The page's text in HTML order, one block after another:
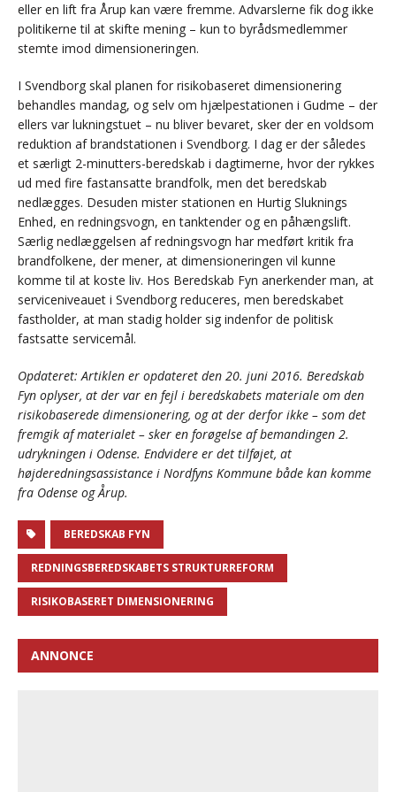
eller en lift fra Årup kan være fremme. Advarslerne fik dog ikke
politikerne til at skifte mening – kun to byrådsmedlemmer
stemte imod dimensioneringen.
I Svendborg skal planen for risikobaseret dimensionering
behandles mandag, og selv om hjælpestationen i Gudme – der
ellers var lukningstuet – nu bliver bevaret, sker der en voldsom
reduktion af brandstationen i Svendborg. I dag er der således
et særligt 2-minutters-beredskab i dagtimerne, hvor der rykkes
ud med fire fastansatte brandfolk, men det beredskab
nedlægges. Desuden mister stationen en Hurtig Sluknings
Enhed, en redningsvogn, en tanktender og en påhængslift.
Særlig nedlæggelsen af redningsvogn har medført kritik fra
brandfolkene, der mener, at dimensioneringen vil kunne
komme til at koste liv. Hos Beredskab Fyn anerkender man, at
serviceniveauet i Svendborg reduceres, men beredskabet
fastholder, at man stadig holder sig indenfor de politisk
fastsatte servicemål.
Opdateret: Artiklen er opdateret den 20. juni 2016. Beredskab
Fyn oplyser, at der var en fejl i beredskabets materiale om den
risikobaserede dimensionering, og at der derfor ikke – som det
fremgik af materialet – sker en forøgelse af bemandingen 2.
udrykningen i Odense. Endvidere er det tilføjet, at
højderedningsassistance i Nordfyns Kommune både kan komme
fra Odense og Årup.
BEREDSKAB FYN
REDNINGSBEREDSKABETS STRUKTURREFORM
RISIKOBASERET DIMENSIONERING
ANNONCE